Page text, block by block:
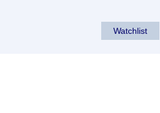
Watchlist